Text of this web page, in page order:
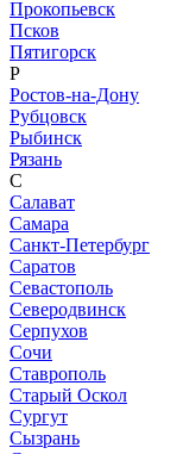
Прокопьевск
Псков
Пятигорск
Р
Ростов-на-Дону
Рубцовск
Рыбинск
Рязань
С
Салават
Самара
Санкт-Петербург
Саратов
Севастополь
Северодвинск
Серпухов
Сочи
Ставрополь
Старый Оскол
Сургут
Сызрань